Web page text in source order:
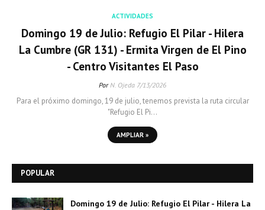
ACTIVIDADES
Domingo 19 de Julio: Refugio El Pilar - Hilera
La Cumbre (GR 131) - Ermita Virgen de El Pino
- Centro Visitantes El Paso
Por N. Ojeda 7/13/2026
Para el próximo domingo, 19 de julio, tenemos prevista la ruta circular
"Refugio El Pi…
AMPLIAR »
POPULAR
Domingo 19 de Julio: Refugio El Pilar - Hilera La